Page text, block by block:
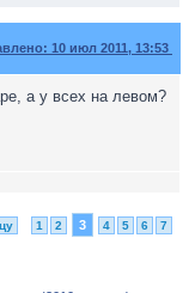
10 июл 2011, 13:53
а у всех на левом?
1 2 3 4 5 6 7